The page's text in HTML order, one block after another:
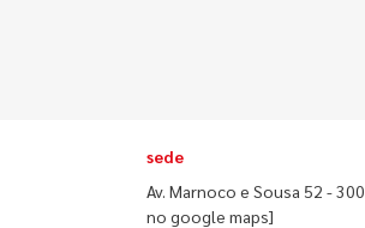
sede
Av. Marnoco e Sousa 52 -
no google maps]